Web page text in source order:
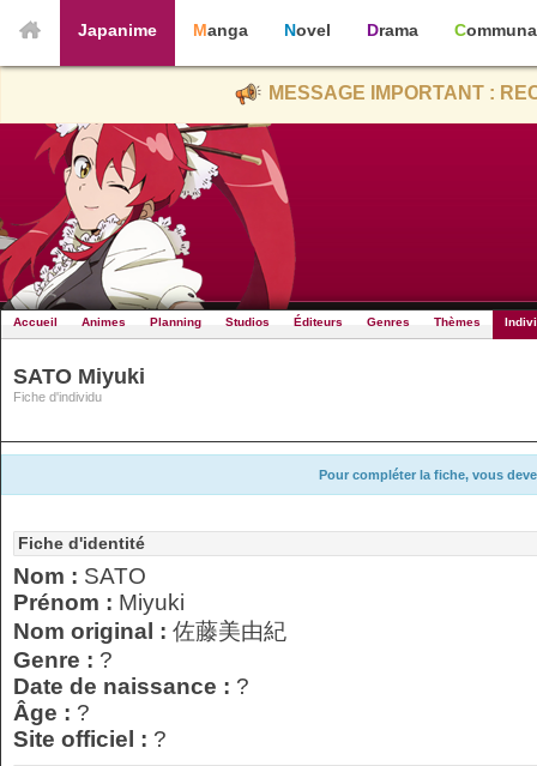
Japanime Manga Novel Drama
MESSAGE IMPORTANT :
Accueil Animes Planning Studios Éditeurs Genres Thèmes
SATO Miyuki
Fiche d'individu
Pour compléter la fiche, vous
Fiche d'identité
Nom : SATO
Prénom : Miyuki
Nom original : 佐藤美由紀
Genre : ?
Date de naissance : ?
Âge : ?
Site officiel : ?